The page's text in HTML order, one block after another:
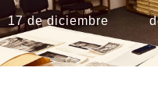
17 de diciembre